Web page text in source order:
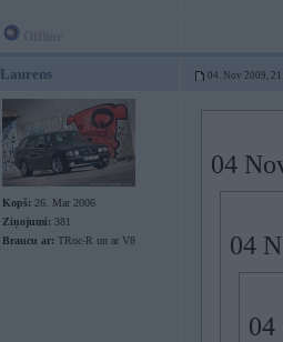
Laurens 04. Nov 2009,
Kopš: 26. Mar 2006
Ziņojumi: 381
Braucu ar: TRoc-R un ar V8
04
04
04